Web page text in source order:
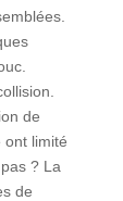
de
ont limité
? La
de